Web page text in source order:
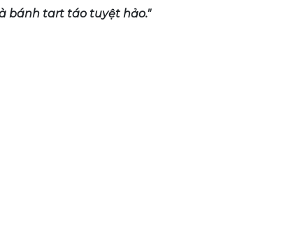
bánh tart táo tuyệt hảo."